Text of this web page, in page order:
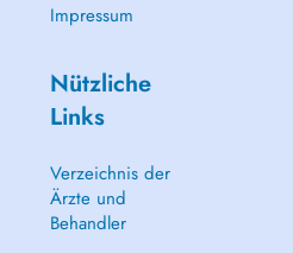
Impressum
Nützliche
Links
Verzeichnis der
Ärzte und
Behandler